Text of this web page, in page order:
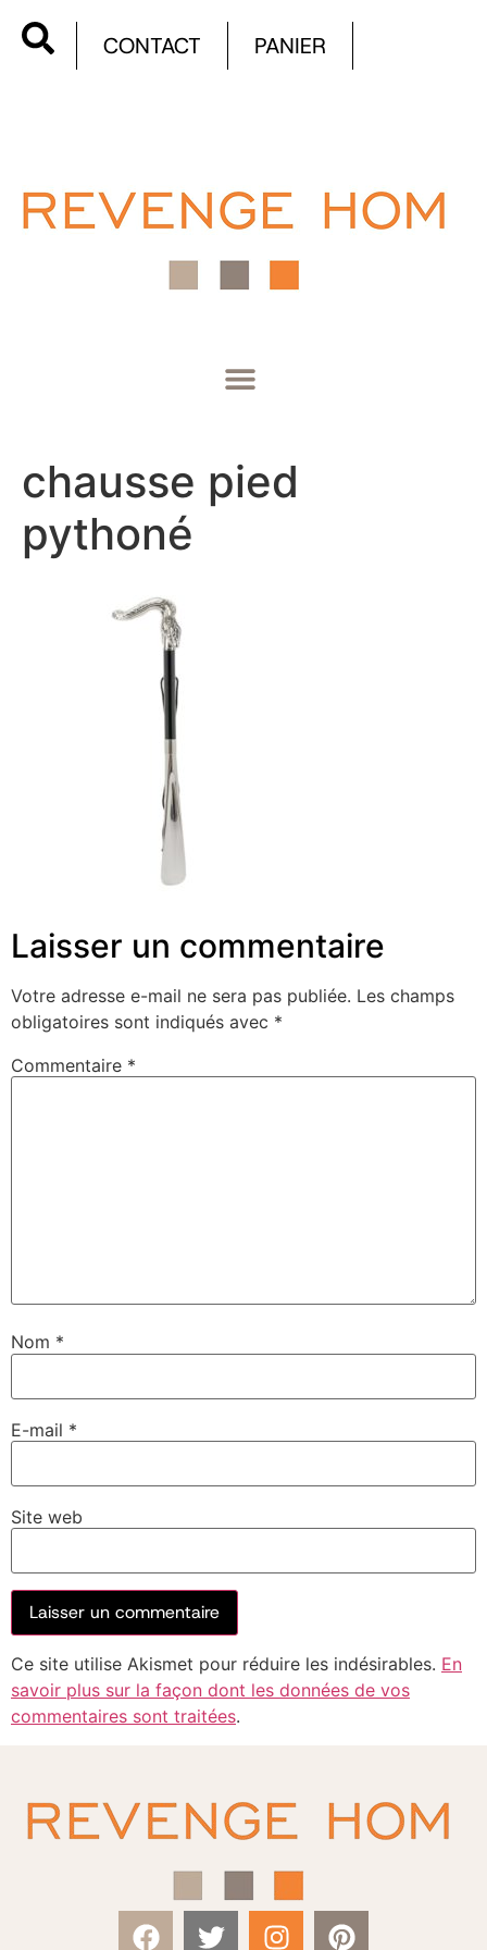
CONTACT PANIER
chausse pied
pythoné
Laisser un commentaire
Votre adresse e-mail ne sera pas publiée. Les champs
obligatoires sont indiqués avec *
Commentaire *
Nom *
E-mail *
Site web
Ce site utilise Akismet pour réduire les indésirables. En
savoir plus sur la façon dont les données de vos
commentaires sont traitées.